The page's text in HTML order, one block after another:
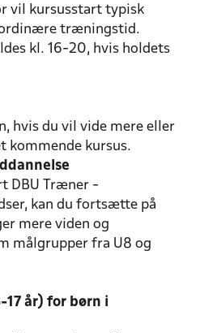
vil kursusstart typisk
træningstid.
kl. 16-20, hvis holdets
hvis du vil vide mere eller
kommende kursus.
DBU Træner -
kan du fortsætte på
mere viden og
målgrupper fra U8 og
år) for børn i